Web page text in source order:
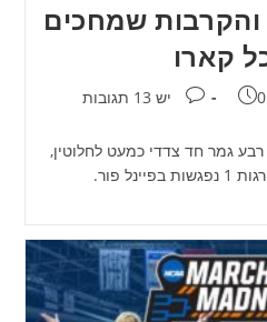
סיכום ה־Elite 8 והקרבות שמחכים
קארו
תגובות:
יש 13 תגובות
גמר חד צדדי כמעט לחלוטין,
פור.